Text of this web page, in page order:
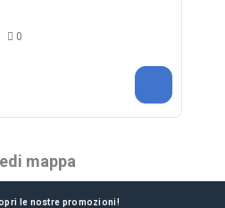
0
mappa
le nostre promozioni!